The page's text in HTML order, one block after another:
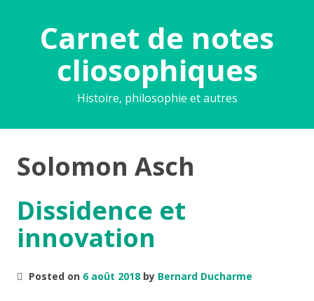
Carnet de notes
cliosophiques
Histoire, philosophie et autres
Solomon Asch
Dissidence et
innovation
Posted on 6 août 2018 by Bernard Ducharme